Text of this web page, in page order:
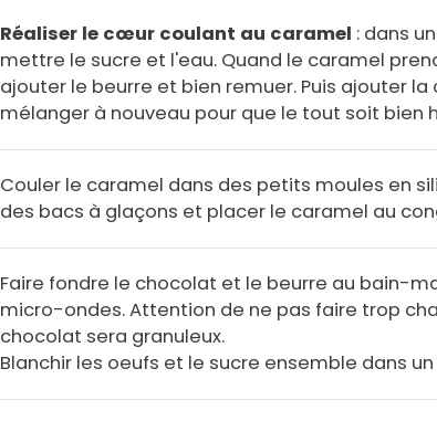
Réaliser le cœur coulant au caramel : dans
mettre le sucre et l'eau. Quand le caramel
ajouter le beurre et bien remuer. Puis ajouter
mélanger à nouveau pour que le tout soit bien
Couler le caramel dans des petits moules en
des bacs à glaçons et placer le caramel au
Faire fondre le chocolat et le beurre au bain-
micro-ondes. Attention de ne pas faire trop
chocolat sera granuleux.
Blanchir les oeufs et le sucre ensemble dans